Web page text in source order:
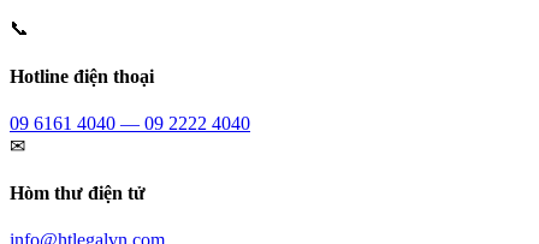
📞
Hotline điện thoại
09 6161 4040 — 09 2222 4040
✉
Hòm thư điện tử